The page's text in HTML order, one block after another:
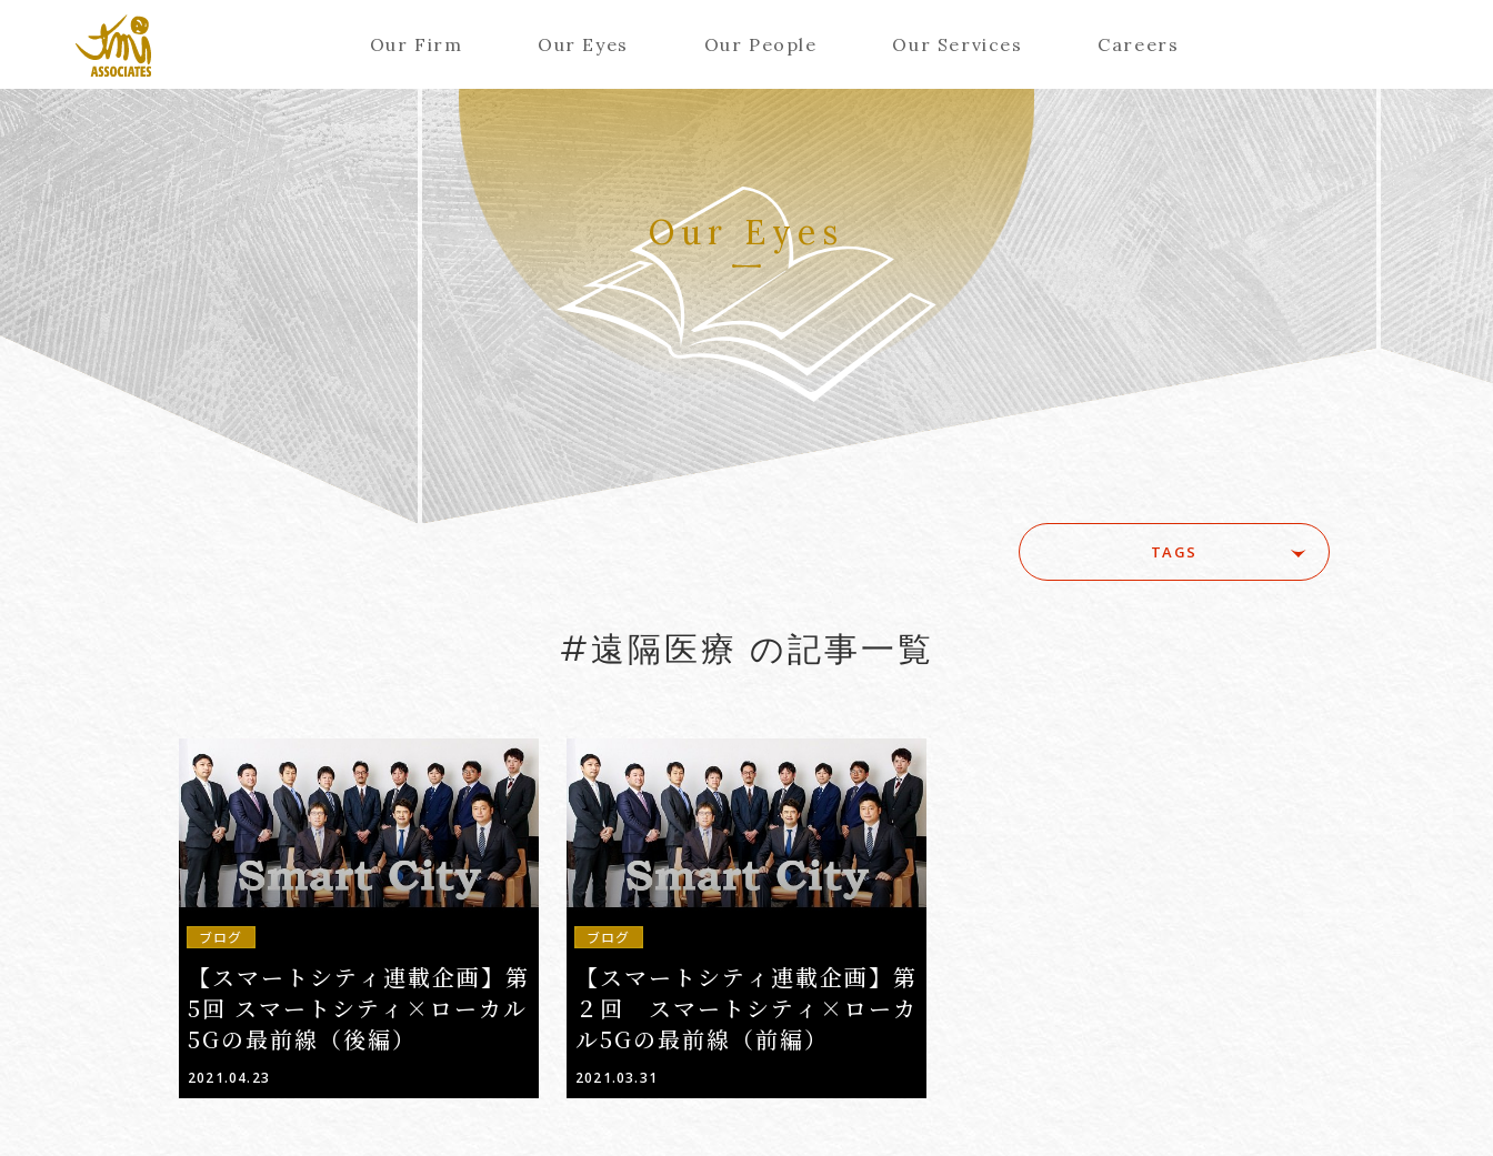
Our Firm Our Eyes Our People Our Services Careers
Our Eyes
TAGS
#Account seizure
#aerospace
#Applied Arts #Arbitration #ASEAN
VIEW MORE
#遠隔医療 の記事一覧
ブログ
【スマートシティ連載企画】第
5回 スマートシティ×ローカル
5Gの最前線（後編）
2021.04.23
ブログ
【スマートシティ連載企画】第
２回 スマートシティ×ローカ
ル5Gの最前線（前編）
2021.03.31